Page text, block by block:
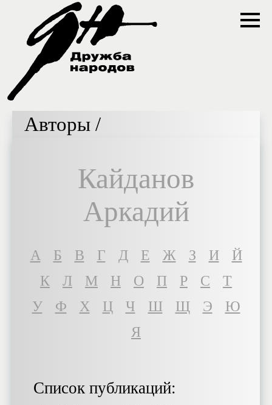
Авторы /
Кайданов
Аркадий
A Б В Г Д Е Ж З И
Й
К
Л М Н О П Р С
Т
У
Ф Х Ц Ч Ш Щ Э
Ю
Я
Список публикаций: